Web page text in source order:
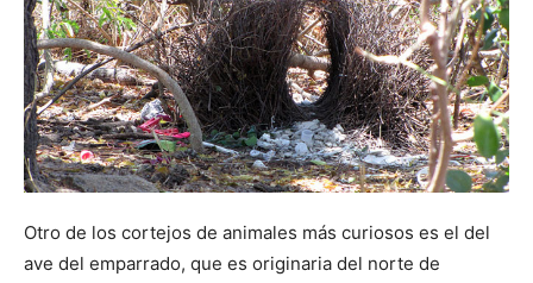
Otro de los cortejos de animales más curiosos es el del
ave del emparrado, que es originaria del norte de